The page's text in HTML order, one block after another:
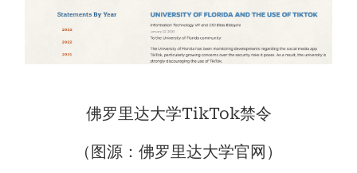
佛罗里达大学TikTok禁令
（图源：佛罗里达大学官网）